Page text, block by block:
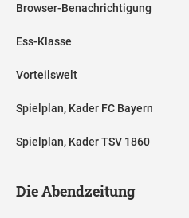
Browser-Benachrichtigung
Ess-Klasse
Vorteilswelt
Spielplan, Kader FC Bayern
Spielplan, Kader TSV 1860
Die Abendzeitung